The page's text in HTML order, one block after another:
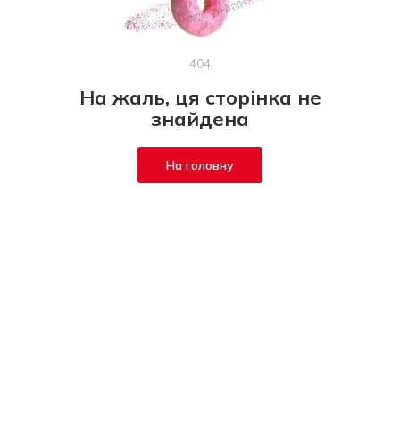
404
На жаль, ця сторінка не
знайдена
На головну